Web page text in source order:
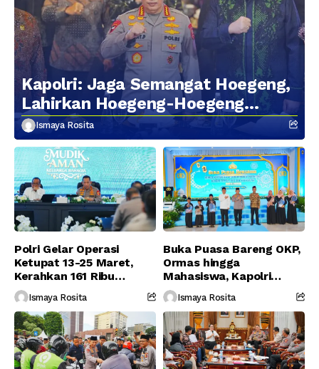
Kapolri: Jaga Semangat Hoegeng,
Lahirkan Hoegeng-Hoegeng
Berikutnya
Ismaya Rosita
Polri Gelar Operasi
Ketupat 13-25 Maret,
Kerahkan 161 Ribu
Personel Gabungan
Ismaya Rosita
Buka Puasa Bareng OKP,
Ormas hingga
Mahasiswa, Kapolri
Serukan Jaga
Persatuan-Dukung
Program Pemerintah
Ismaya Rosita